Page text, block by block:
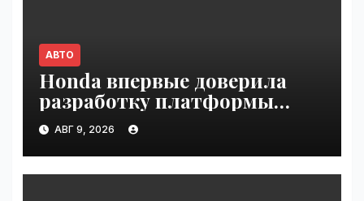
АВТО
Honda впервые доверила
разработку платформы
индийской компании Tata
Technologies | VseTime.ru
АВГ 9, 2026